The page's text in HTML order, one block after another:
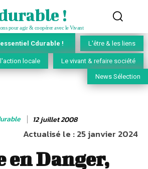
!
pour agir & coopérer avec le Vivant
Cdurable ! L'être & les liens
locale Le vivant & refaire société
News Sélection
12 juillet 2008
Actualisé le :25 janvier 2024
en Danger,